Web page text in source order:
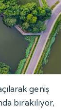
geniş
bırakılıyor,